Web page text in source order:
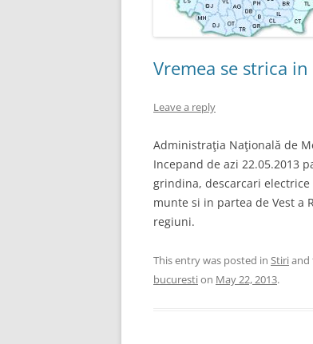
Vremea se strica
Leave a reply
Administraţia Naţională de
Incepand de azi 22.05.2013
grindina, descarcari
munte si in partea de Vest a
regiuni.
This entry was posted in Stiriand
bucurestion May 22, 2013.